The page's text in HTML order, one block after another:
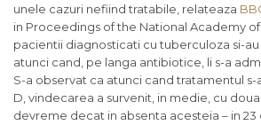
unele cazuri nefiind tratabile, relateaza
in Proceedings of the National Academy
pacientii diagnosticati cu tuberculoza si-
atunci cand, pe langa antibiotice, li s-a
S-a observat ca atunci cand tratamentul s-
D, vindecarea a survenit, in medie, cu
devreme decat in absenta acesteia – in 23